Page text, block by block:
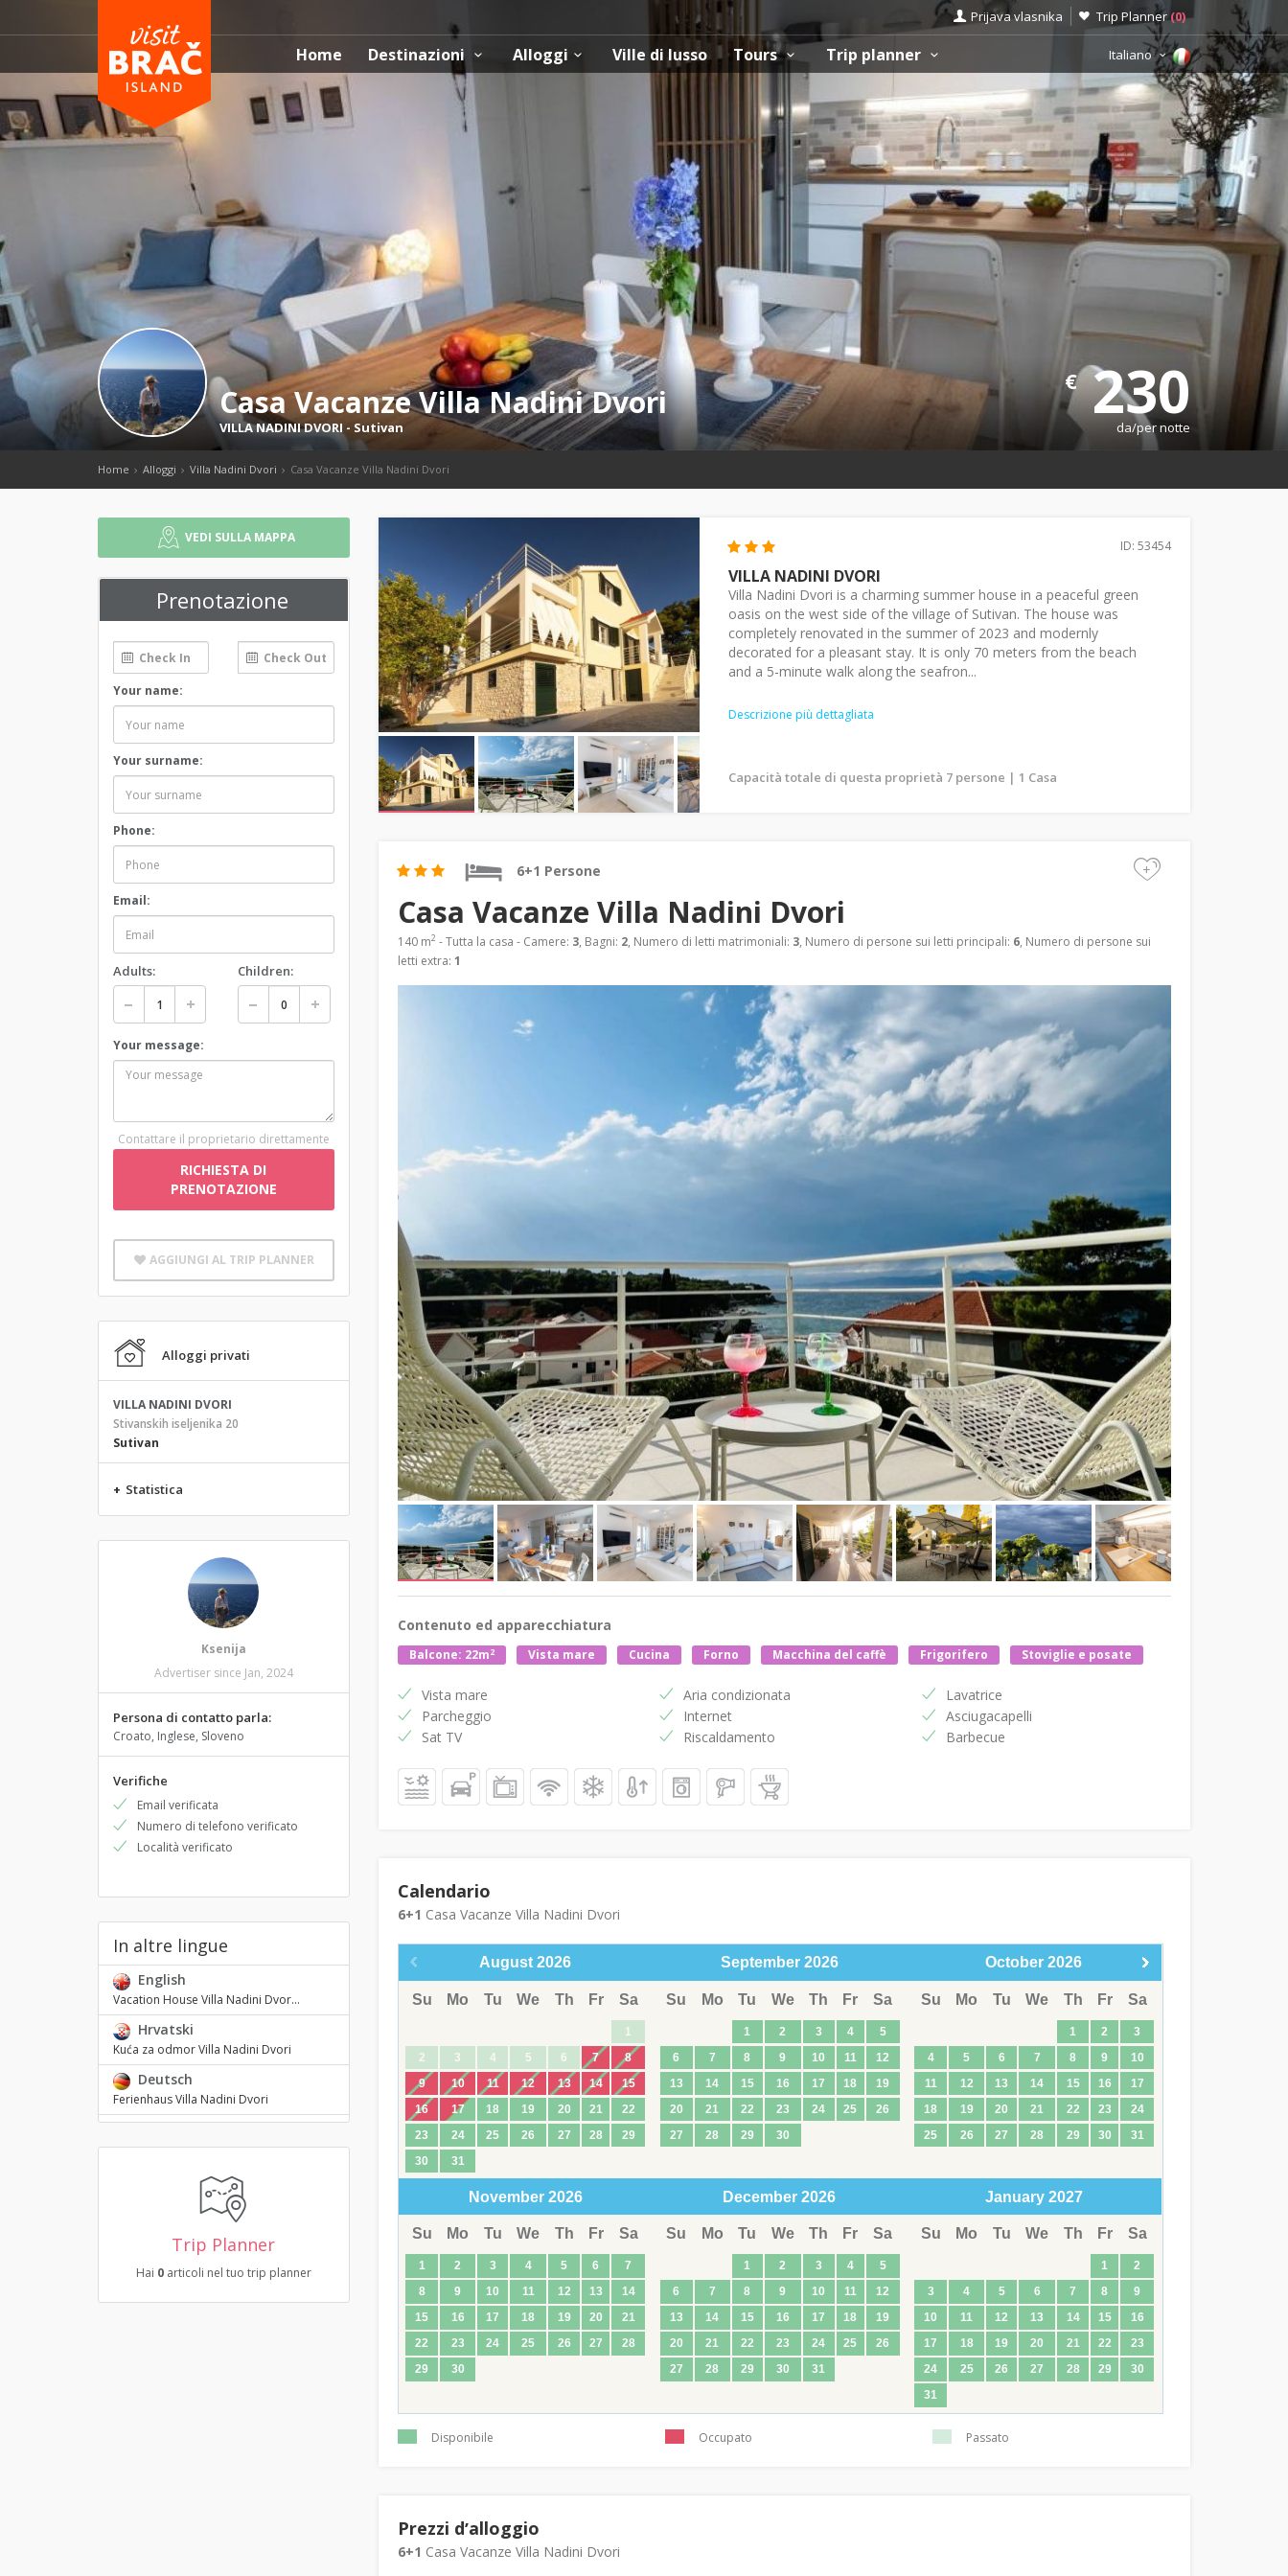
Prijava vlasnika Trip Planner(0)
Home Destinazioni Alloggi Ville di lusso Tours Trip planner Italiano
Casa Vacanze Villa Nadini Dvori
VILLA NADINI DVORI - Sutivan
€230
da/per notte
Home Alloggi Villa Nadini Dvori Casa Vacanze Villa Nadini Dvori
VEDI SULLA MAPPA
Prenotazione
Your name:
Your surname:
Phone:
Email:
Adults: Children:
Your message:
Contattare il proprietario direttamente
RICHIESTA DI
PRENOTAZIONE
AGGIUNGI AL TRIP PLANNER
Alloggi privati
VILLA NADINI DVORI
Stivanskih iseljenika 20
Sutivan
+ Statistica
Ksenija
Advertiser since Jan, 2024
Persona di contatto parla:
Croato, Inglese, Sloveno
Verifiche
Email verificata
Numero di telefono verificato
Località verificato
In altre lingue
English
Vacation House Villa Nadini Dvor...
Hrvatski
Kuća za odmor Villa Nadini Dvori
Deutsch
Ferienhaus Villa Nadini Dvori
Trip Planner
Hai 0articoli nel tuo trip planner
ID: 53454
VILLA NADINI DVORI
Villa Nadini Dvori is a charming summer house in a peaceful green
oasis on the west side of the village of Sutivan. The house was
completely renovated in the summer of 2023 and modernly
decorated for a pleasant stay. It is only 70 meters from the beach
and a 5-minute walk along the seafron...
Descrizione più dettagliata
Capacità totale di questa proprietà 7 persone | 1 Casa
6+1 Persone +
Casa Vacanze Villa Nadini Dvori
140 m2 - Tutta la casa - Camere: 3, Bagni: 2, Numero di letti matrimoniali: 3, Numero di persone sui letti principali: 6, Numero di persone sui
letti extra: 1
Contenuto ed apparecchiatura
Balcone: 22m2 Vista mare Cucina Forno Macchina del caffè Frigorifero Stoviglie e posate
Vista mare
Parcheggio
Sat TV
Aria condizionata
Internet
Riscaldamento
Lavatrice
Asciugacapelli
Barbecue
Calendario
6+1 Casa Vacanze Villa Nadini Dvori
August 2026
Su Mo Tu We Th Fr Sa
1
2
3 4 5 6 7
8
9
10 11 12 13 14
15
16
17 18 19 20 21
22
23
24 25 26 27 28
29
30
31
September 2026
Su Mo Tu We Th Fr Sa
1 2 3 4
5
6
7 8 9 10 11
12
13
14 15 16 17 18
19
20
21 22 23 24 25
26
27
28 29 30
October 2026
Su Mo Tu We Th Fr Sa
1 2
3
4
5 6 7 8 9
10
11
12 13 14 15 16
17
18
19 20 21 22 23
24
25
26 27 28 29 30 31
November 2026
Su Mo Tu We Th Fr Sa
1 2 3 4 5 6
7
8
9 10 11 12 13
14
15
16 17 18 19 20
21
22
23 24 25 26 27
28
29
30
December 2026
Su Mo Tu We Th Fr Sa
1 2 3 4
5
6
7 8 9 10 11
12
13
14 15 16 17 18
19
20
21 22 23 24 25
26
27
28 29 30 31
January 2027
Su Mo Tu We Th Fr Sa
1
2
3
4 5 6 7 8
9
10
11 12 13 14 15
16
17
18 19 20 21 22
23
24
25 26 27 28 29
30
31
Disponibile Occupato Passato
Prezzi dʼalloggio
6+1 Casa Vacanze Villa Nadini Dvori